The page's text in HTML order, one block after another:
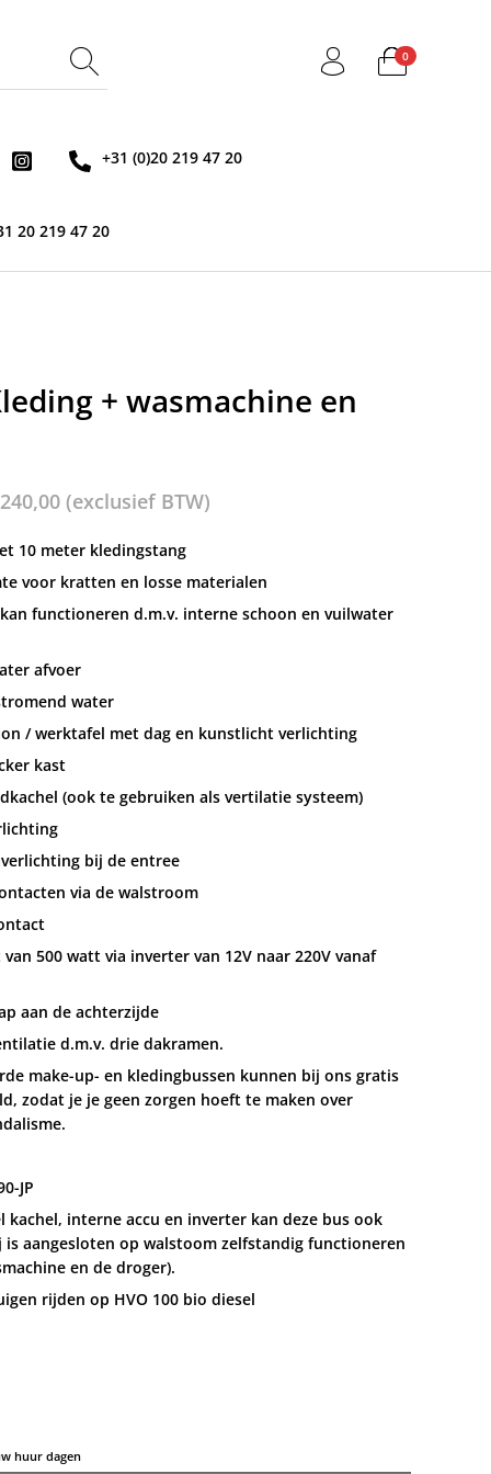
0
+31 (0)20 219 47 20
20 219 47 20
+ wasmachine en
240,00 (exclusief BTW)
10 meter kledingstang
voor kratten en losse materialen
functioneren d.m.v. interne schoon en vuilwater
afvoer
water
/ werktafel met dag en kunstlicht verlichting
kast
(ook te gebruiken als vertilatie systeem)
bij de entree
via de walstroom
500 watt via inverter van 12V naar 220V vanaf
aan de achterzijde
d.m.v. drie dakramen.
make-up- en kledingbussen kunnen bij ons gratis
zodat je je geen zorgen hoeft te maken over
JP
kachel, interne accu en inverter kan deze bus ook
aangesloten op walstoom zelfstandig functioneren
en de droger).
rijden op HVO 100 bio diesel
huur dagen